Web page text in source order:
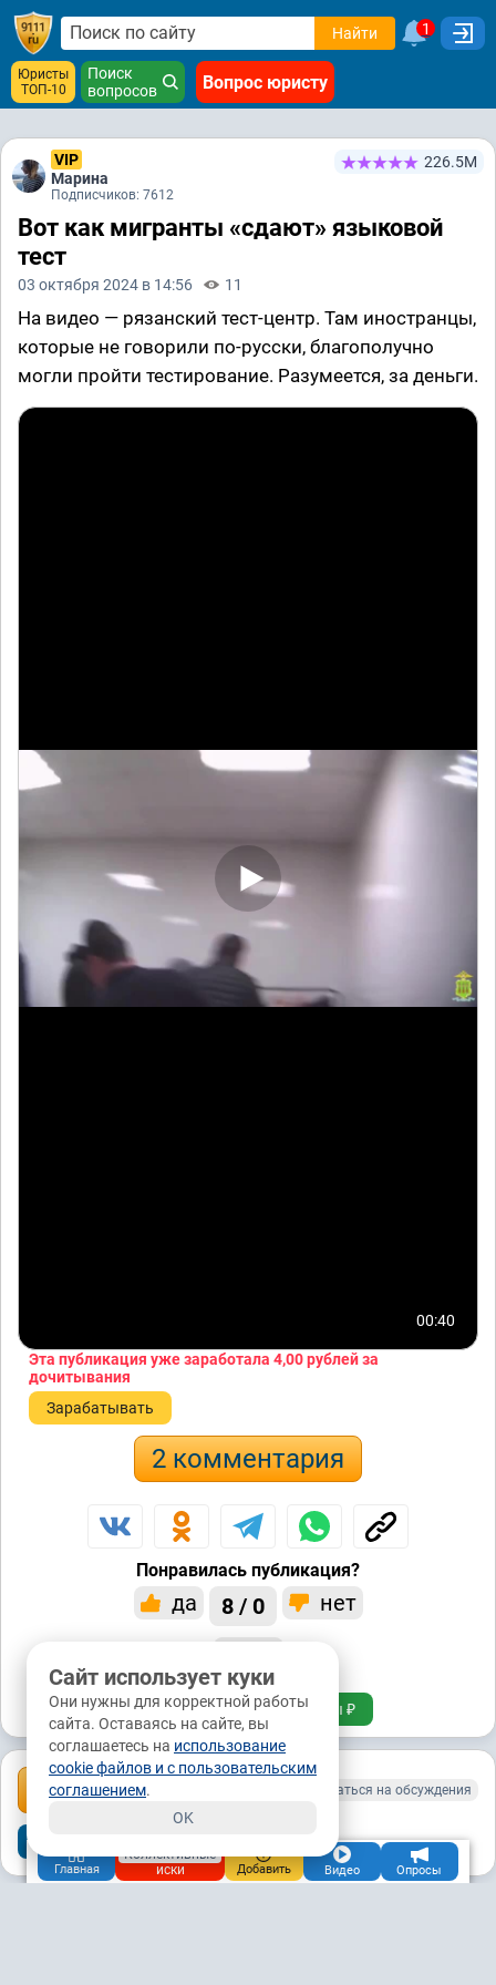
Найти 1
Юристы
ТОП-10
Поиск
вопросов
Вопрос юристу
VIP
Марина
Подписчиков: 7612
226.5М
Вот как мигранты «сдают» языковой
тест
03 октября 2024 в 14:56 11
На видео — рязанский тест-центр. Там иностранцы,
которые не говорили по-русски, благополучно
могли пройти тестирование. Разумеется, за деньги.
00:40
Эта публикация уже заработала 4,00 рублейза
дочитывания
Зарабатывать
2 комментария
Понравилась публикация?
да 8 / 0 нет
Подписаться Донаты ₽
Комментарии: 2 Подписаться на обсуждения
Популярные
Главная
Коллективные
иски
Добавить Видео Опросы
Сайт использует куки
Они нужны для корректной работы
сайта. Оставаясь на сайте, вы
соглашаетесь на использование
cookie файлов и с пользовательским
соглашением.
OK